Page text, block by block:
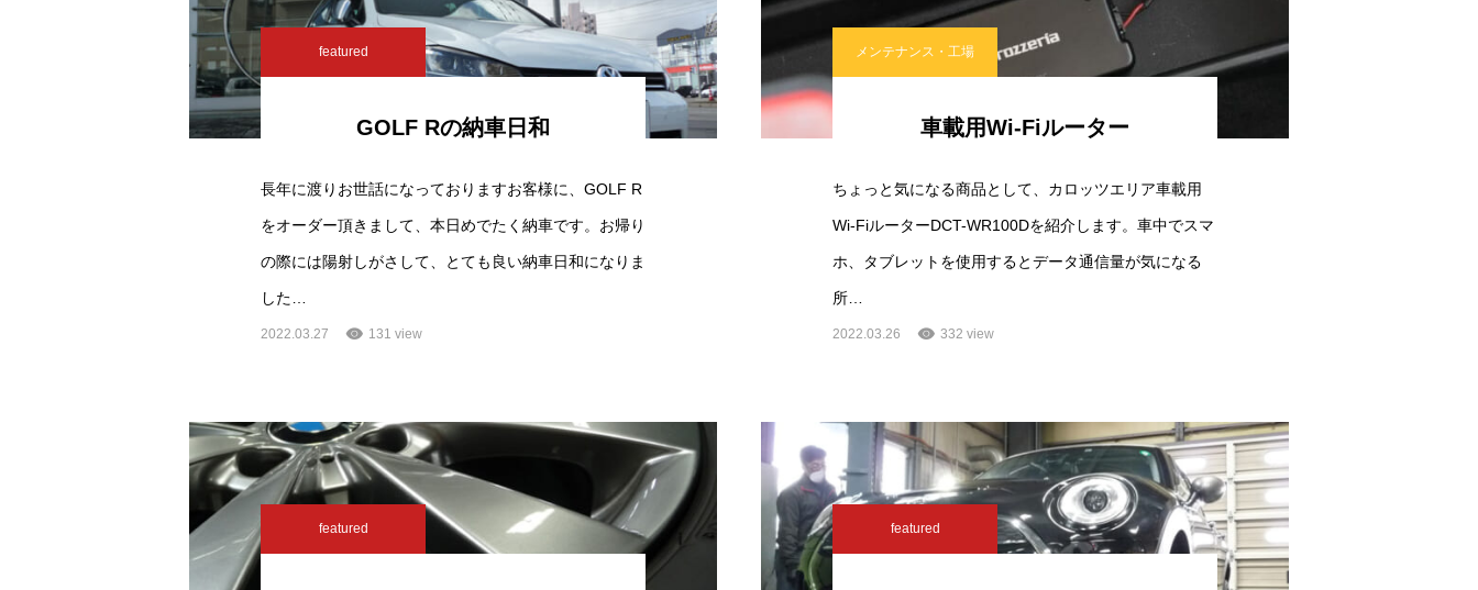
featured
GOLF Rの納車日和
長年に渡りお世話になっておりますお客様に、GOLF R
をオーダー頂きまして、本日めでたく納車です。お帰り
の際には陽射しがさして、とても良い納車日和になりま
した…
2022.03.27 131 view
メンテナンス・工場
車載用Wi-Fiルーター
ちょっと気になる商品として、カロッツエリア車載用
Wi-FiルーターDCT-WR100Dを紹介します。車中でスマ
ホ、タブレットを使用するとデータ通信量が気になる
所…
2022.03.26 332 view
featured featured